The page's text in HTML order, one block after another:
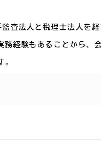
査法人と税理士法人を
経験もあることから、